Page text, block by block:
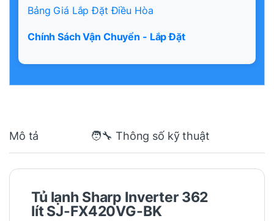
Bảng Giá Lắp Đặt Điều Hòa
Chính Sách Vận Chuyển - Lắp Đặt
Mô tả 🧑‍🔧 Thông số kỹ thuật
Tủ lạnh Sharp Inverter 362
lít SJ-FX420VG-BK